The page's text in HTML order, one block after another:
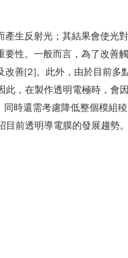
生反射光；其結果會使光
性。一般而言，為了改善
善[2]。此外，由於目前多
，在製作透明電極時，會
時還需考慮降低整個模組
前透明導電膜的發展趨勢。